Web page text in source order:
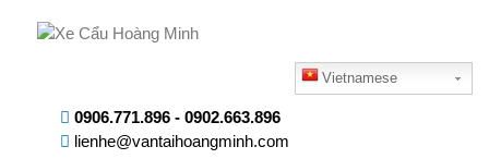
Vietnamese
0906.771.896 - 0902.663.896
lienhe@vantaihoangminh.com